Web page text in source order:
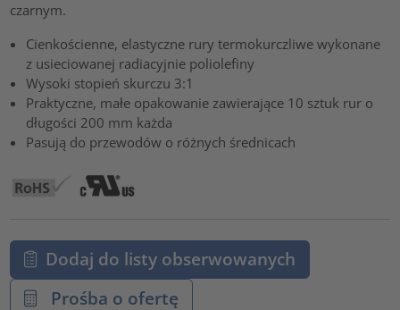
czarnym.
Cienkościenne, elastyczne rury termokurczliwe wykonane
z usieciowanej radiacyjnie poliolefiny
Wysoki stopień skurczu 3:1
Praktyczne, małe opakowanie zawierające 10 sztuk rur o
długości 200 mm każda
Pasują do przewodów o różnych średnicach
Dodaj do listy obserwowanych
Prośba o ofertę